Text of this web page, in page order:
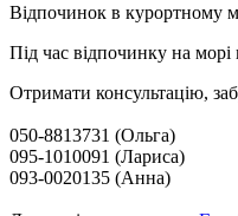
Відпочинок в курортному
Під час відпочинку на
Отримати консультацію,
050-8813731 (Ольга)
095-1010091 (Лариса)
093-0020135 (Анна)